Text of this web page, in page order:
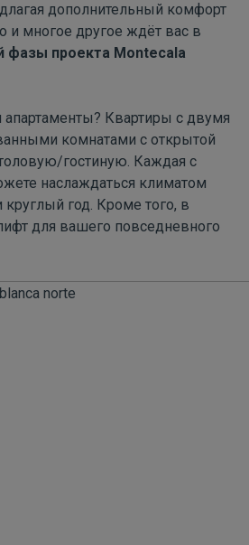
дополнительный комфорт
и многое другое ждёт вас в
фазы проекта Montecala
Квартиры с двумя
комнатами с открытой
гостиную. Каждая с
наслаждаться климатом
год. Кроме того, в
для вашего повседневного